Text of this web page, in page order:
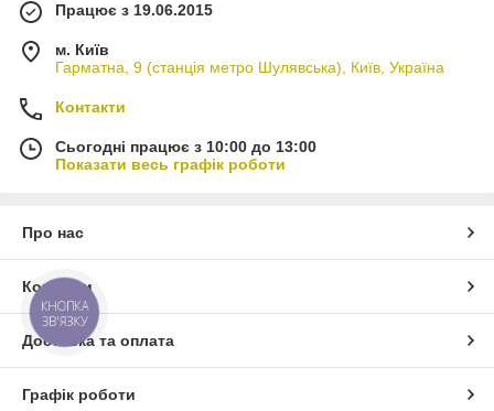
Працює з 19.06.2015
м. Київ
Гарматна, 9 (станція метро Шулявська), Київ, Україна
Контакти
Сьогодні працює з 10:00 до 13:00
Показати весь графік роботи
Про нас
Контакти
Доставка та оплата
Графік роботи
КНОПКА
ЗВ'ЯЗКУ